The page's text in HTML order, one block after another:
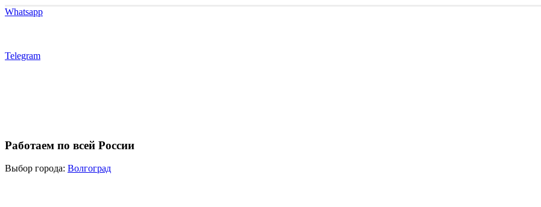
Whatsapp
Telegram
Работаем по всей России
Выбор города: Волгоград